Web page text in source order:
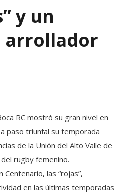
y un
arrollador
RC mostró su gran nivel en
a paso triunfal su temporada
de la Unión del Alto Valle de
rugby femenino.
Centenario, las “rojas”,
en las últimas temporadas